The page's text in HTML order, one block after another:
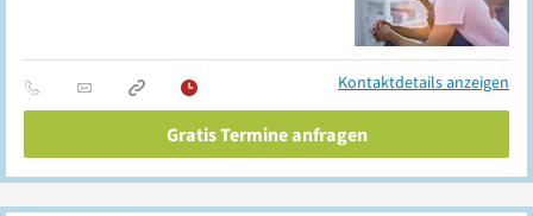
Kontaktdetails anzeigen
Gratis Termine anfragen